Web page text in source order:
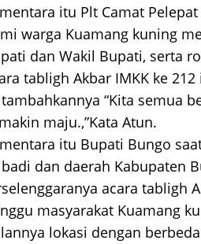
itu Plt Camat
warga Kuamang kuning
dan Wakil Bupati, serta
tabligh Akbar IMKK ke 212
“Kita semua
maju.,”Kata Atun.
itu Bupati Bungo
dan daerah Kabupaten
acara tabligh
masyarakat Kuamang
lokasi dengan